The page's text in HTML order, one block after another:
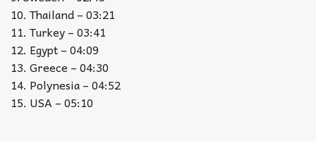
10. Thailand – 03:21
11. Turkey – 03:41
12. Egypt – 04:09
13. Greece – 04:30
14. Polynesia – 04:52
15. USA – 05:10